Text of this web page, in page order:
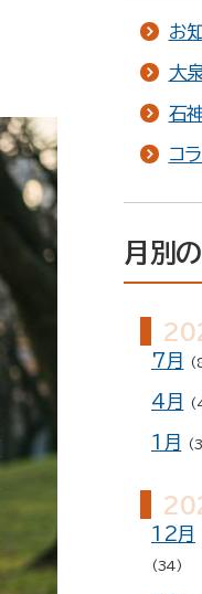
約
お
大
石
コ
月別
7月
4月
1月
12月
(34)